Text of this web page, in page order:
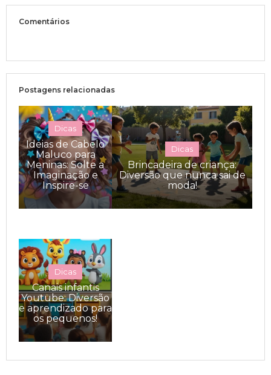
Comentários
Postagens relacionadas
Dicas
Brincadeira de criança:
Diversão que nunca sai de
moda!
Dicas
Ideias de Cabelo
Maluco para
Meninas: Solte a
Imaginação e
Inspire-se
Dicas
Canais infantis
Youtube: Diversão
e aprendizado para
os pequenos!